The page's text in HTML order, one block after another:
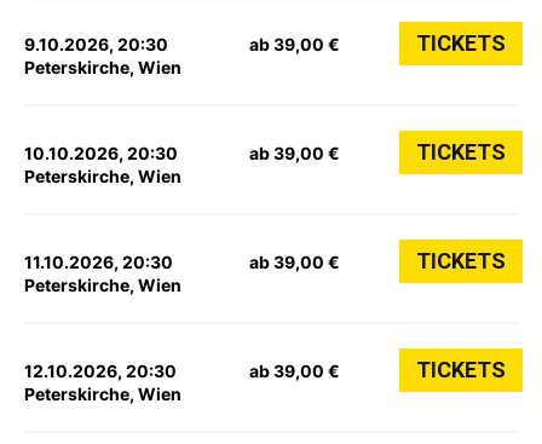
9.10.2026, 20:30
Peterskirche, Wien
ab 39,00 € TICKETS
10.10.2026, 20:30
Peterskirche, Wien
ab 39,00 € TICKETS
11.10.2026, 20:30
Peterskirche, Wien
ab 39,00 € TICKETS
12.10.2026, 20:30
Peterskirche, Wien
ab 39,00 € TICKETS